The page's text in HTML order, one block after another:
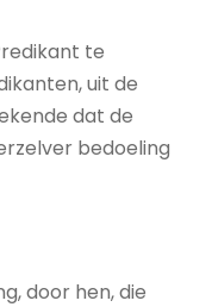
te
uit de
dat de
bedoeling
door hen, die